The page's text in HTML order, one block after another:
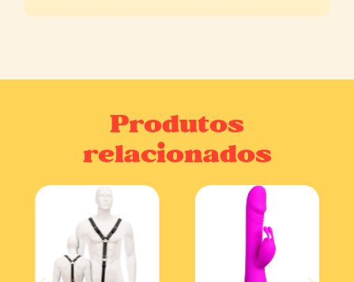
Produtos
relacionados